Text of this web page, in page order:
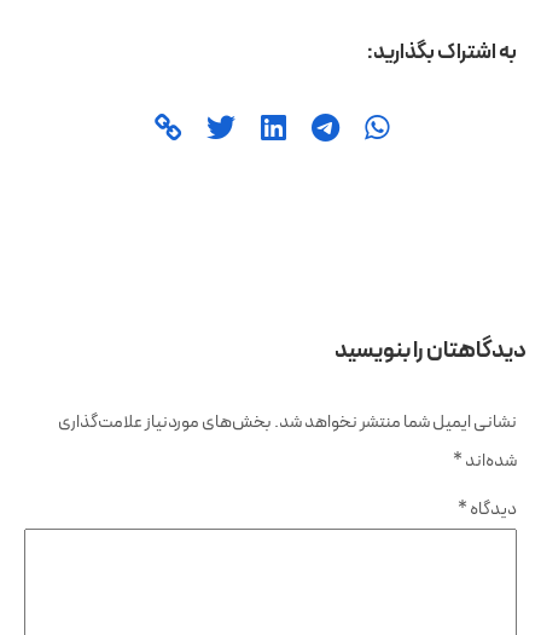
به اشتراک بگذارید:
دیدگاهتان را بنویسید
نشانی ایمیل شما منتشر نخواهد شد.بخش‌های موردنیاز علامت‌گذاری
شده‌اند*
دیدگاه*